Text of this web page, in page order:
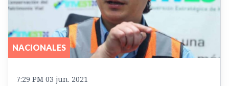
NACIONALES
7:29 PM 03 jun. 2021